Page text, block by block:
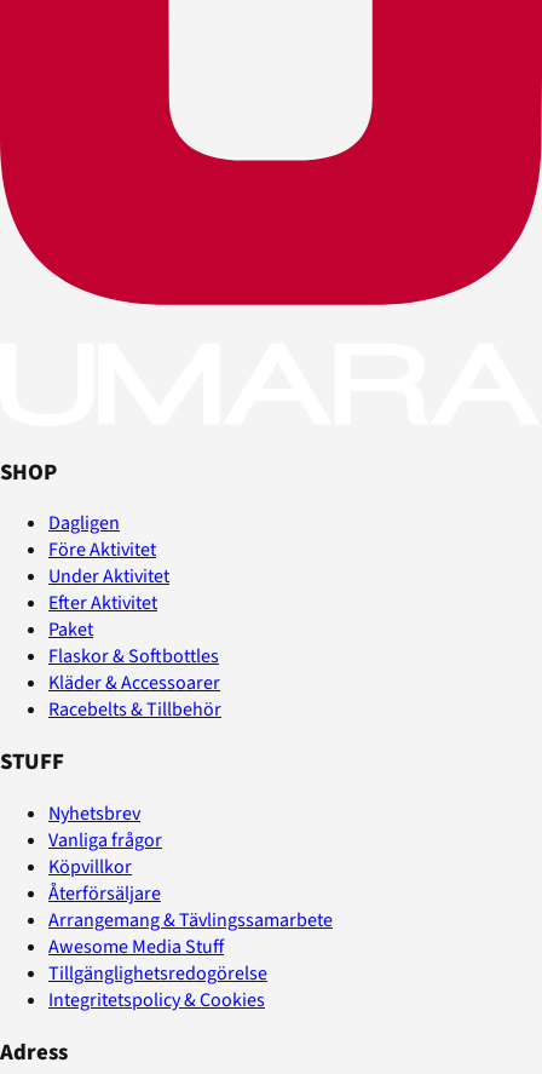
SHOP
Dagligen
Före Aktivitet
Under Aktivitet
Efter Aktivitet
Paket
Flaskor & Softbottles
Kläder & Accessoarer
Racebelts & Tillbehör
STUFF
Nyhetsbrev
Vanliga frågor
Köpvillkor
Återförsäljare
Arrangemang & Tävlingssamarbete
Awesome Media Stuff
Tillgänglighetsredogörelse
Integritetspolicy & Cookies
Adress